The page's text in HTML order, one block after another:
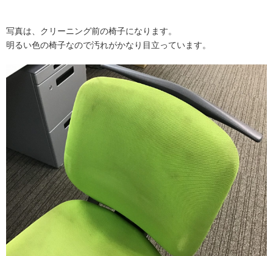
写真は、クリーニング前の椅子になります。
明るい色の椅子なので汚れがかなり目立っています。